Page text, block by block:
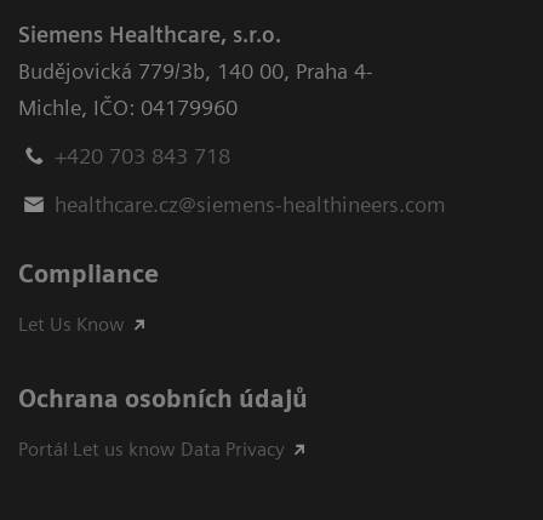
Siemens Healthcare, s.r.o.
Budějovická 779/3b, 140 00, Praha 4-
Michle, IČO: 04179960
+420 703 843 718
healthcare.cz@siemens-healthineers.com
Compliance
Let Us Know
Ochrana osobních údajů
Portál Let us know Data Privacy